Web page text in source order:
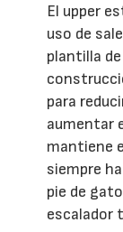
El upper
uso de
plantilla
para
aumentar
mantiene
siempre
pie de
escalador